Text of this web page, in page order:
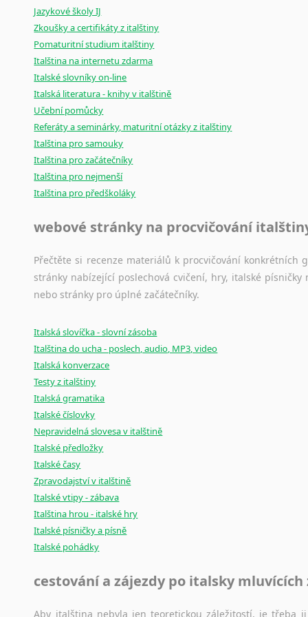
poradny a pravidla
Jazykové školy IJ
Zkoušky a certifikáty z italštiny
Pomaturitní studium italštiny
Italština na internetu zdarma
Italské slovníky on-line
Italská literatura - knihy v italštině
Učební pomůcky
Referáty a seminárky, maturitní otázky z italštiny
Italština pro samouky
Italština pro začátečníky
Italština pro nejmenší
Italština pro předškoláky
webové stránky na procvičování
Přečtěte si recenze materiálů k procvičování
stránky nabízející poslechová cvičení, hry, italské
nebo stránky pro úplné začátečníky.
Italská slovíčka - slovní zásoba
Italština do ucha - poslech, audio, MP3, video
Italská konverzace
Testy z italštiny
Italská gramatika
Italské číslovky
Nepravidelná slovesa v italštině
Italské předložky
Italské časy
Zpravodajství v italštině
Italské vtipy - zábava
Italština hrou - italské hry
Italské písničky a písně
Italské pohádky
cestování a zájezdy po italsky mluvících
Aby italština nebyla jen teoretickou záležitostí, je třeba